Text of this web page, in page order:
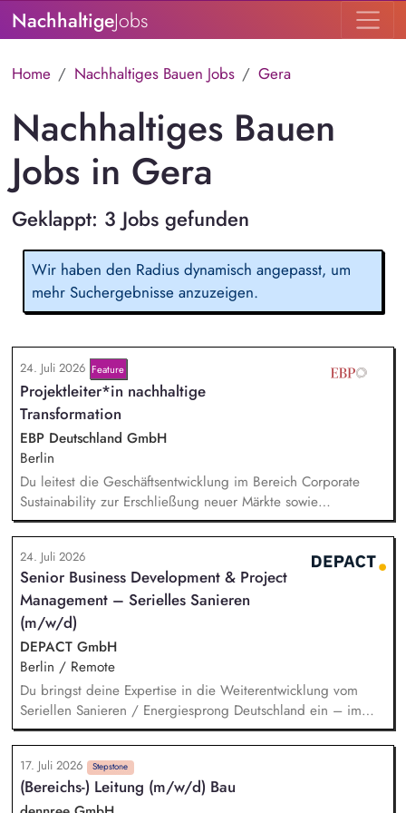
NachhaltigeJobs
Home Nachhaltiges Bauen Jobs Gera
Nachhaltiges Bauen
Jobs in Gera
Geklappt: 3 Jobs gefunden
Wir haben den Radius dynamisch angepasst, um
mehr Suchergebnisse anzuzeigen.
24. Juli 2026 Feature
Projektleiter*in nachhaltige
Transformation
EBP Deutschland GmbH
Berlin
Du leitest die Geschäftsentwicklung im Bereich Corporate
Sustainability zur Erschließung neuer Märkte sowie
Entwicklung von Geschäftsmodellen. Dabei arbeitest du eng
mit einem bestehenden Team zusammen und entwickelst
dieses gemeinsam mit erfahrenen Projektleiter*innen weiter.
Zu Deinen Aufgaben gehören vor allem:
Strategieentwicklung: Entwurf und Umsetzung von
Wachstumsstrategie und Geschäftsmodellen, Trendanalysen:
Frühzeitige Identifikation von Branchen- und
Regulatoriktrends, Partnermanagement: Aufbau von
strategischen Partnerschaften, Kooperationen und
Netzwerken, Akquisition von Aufträgen, Neukunden und
Projekten.
24. Juli 2026
Senior Business Development & Project
Management – Serielles Sanieren
(m/w/d)
DEPACT GmbH
Berlin / Remote
Du bringst deine Expertise in die Weiterentwicklung vom
Seriellen Sanieren / Energiesprong Deutschland ein – im
engen Austausch u.a. mit der dena, mit Blick auf
Markthochlauf und Support im regulatorischen Umfeld und
der Stakeholder. Business-Development-Standbein: Du
akquirierst und verantwortest eigenständig Projekte für unser
17. Juli 2026 Stepstone
(Bereichs-) Leitung (m/w/d) Bau